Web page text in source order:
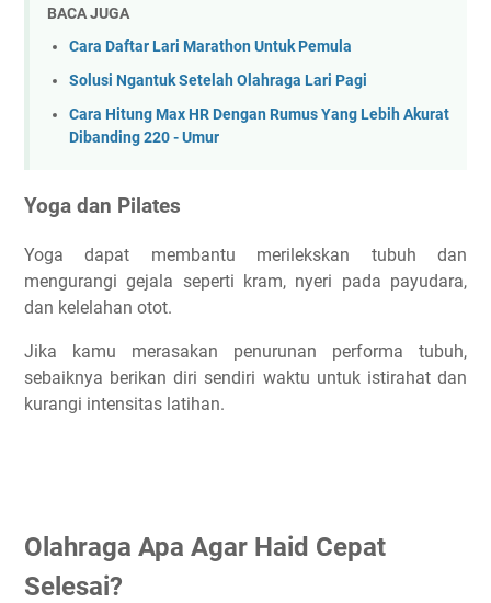
BACA JUGA
Cara Daftar Lari Marathon Untuk Pemula
Solusi Ngantuk Setelah Olahraga Lari Pagi
Cara Hitung Max HR Dengan Rumus Yang Lebih Akurat
Dibanding 220 - Umur
Yoga dan Pilates
Yoga dapat membantu merilekskan tubuh dan
mengurangi gejala seperti kram, nyeri pada payudara,
dan kelelahan otot.
Jika kamu merasakan penurunan performa tubuh,
sebaiknya berikan diri sendiri waktu untuk istirahat dan
kurangi intensitas latihan.
Olahraga Apa Agar Haid Cepat
Selesai?